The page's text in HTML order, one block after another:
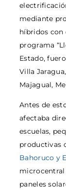
mediante
híbridos con
programa
Estado,
Villa
Majagual,
Antes de
afectaba
escuelas,
productivas
Bahoruco y
paneles